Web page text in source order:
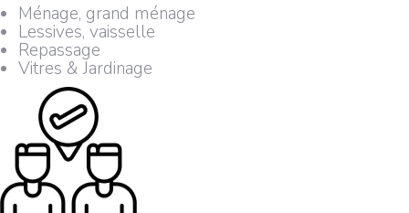
Ménage, grand ménage
Lessives, vaisselle
Repassage
Vitres & Jardinage